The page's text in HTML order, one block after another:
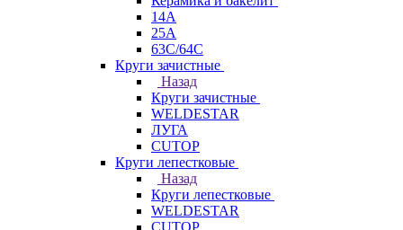
14А
25А
63С/64С
Круги зачистные
Назад
Круги зачистные
WELDESTAR
ЛУГА
CUTOP
Круги лепестковые
Назад
Круги лепестковые
WELDESTAR
CUTOP